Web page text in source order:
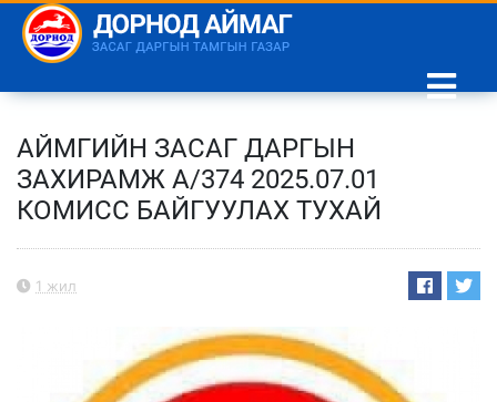
АЙМГИЙН ЗАСАГ ДАРГЫН
ЗАХИРАМЖ А/374 2025.07.01
КОМИСС БАЙГУУЛАХ ТУХАЙ
1 жил